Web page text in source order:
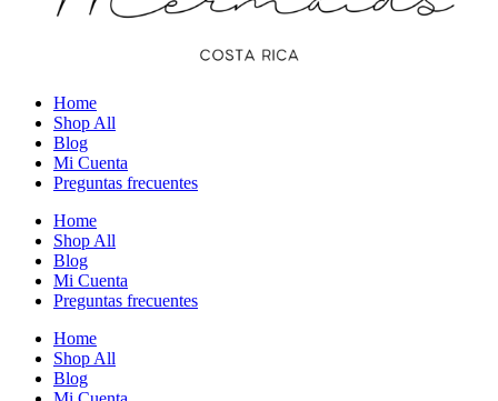
Home
Shop All
Blog
Mi Cuenta
Preguntas frecuentes
Home
Shop All
Blog
Mi Cuenta
Preguntas frecuentes
Home
Shop All
Blog